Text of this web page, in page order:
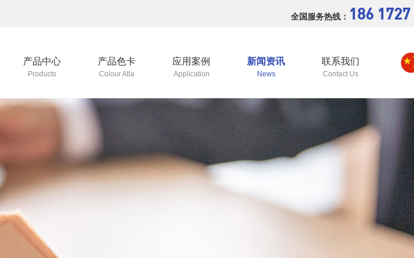
全国服务热线： 186
产品中心
Products
产品色卡
Colour Atla
应用案例
Application
新闻资讯
News
联系我们
Contact Us